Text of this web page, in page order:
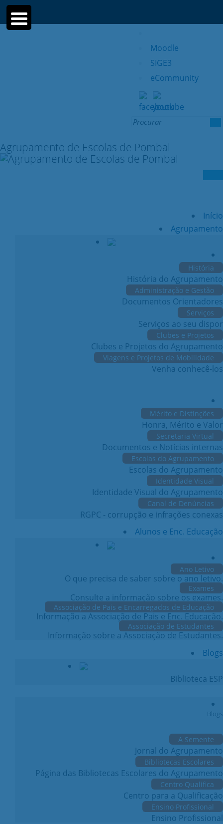
Moodle
SIGE3
eCommunity
Search
Agrupamento de Escolas de Pombal
Início
Agrupamento
História
História do Agrupamento
Administração e Gestão
Documentos Orientadores
Serviços
Serviços ao seu dispor
Clubes e Projetos
Clubes e Projetos do Agrupamento
Viagens e Projetos de Mobilidade
Venha conhecê-los
Mérito e Distinções
Honra, Mérito e Valor
Secretaria Virtual
Documentos e Notícias internas
Escolas do Agrupamento
Escolas do Agrupamento
Identidade Visual
Identidade Visual do Agrupamento
Canal de Denúncias
RGPC - corrupção e infrações conexas
Alunos e Enc. Educação
Ano Letivo
O que precisa de saber sobre o ano letivo.
Exames
Consulte a informação sobre os exames.
Associação de Pais e Encarregados de Educação
Informação a Associação de Pais e Enc. Educação.
Associação de Estudantes
Informação sobre a Associação de Estudantes.
Blogs
Biblioteca ESP
Blogs
A Semente
Jornal do Agrupamento
Bibliotecas Escolares
Página das Bibliotecas Escolares do Agrupamento
Centro Qualifica
Centro para a Qualificação
Ensino Profissional
Ensino Profissional